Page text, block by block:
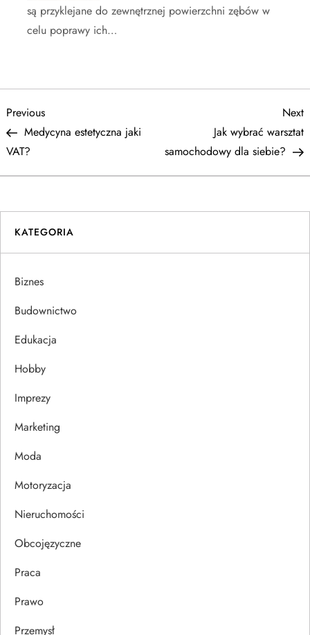
są przyklejane do zewnętrznej powierzchni zębów w
celu poprawy ich…
N
a
w
i
g
a
c
a
w
p
u
Previous
Post
Previous
Medycyna estetyczna jaki
VAT?
Next
Jak wybrać warsztat
samochodowy dla siebie?
KATEGORIA
Biznes
Budownictwo
Edukacja
Hobby
Imprezy
Marketing
Moda
Motoryzacja
Nieruchomości
Obcojęzyczne
Praca
Prawo
Przemysł